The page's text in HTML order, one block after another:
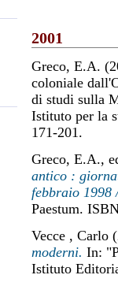
2001
Greco, E.A.
coloniale
di studi sulla
Istituto per la
171-201.
Greco, E.A.,
antico :
febbraio 1998
Paestum.
Vecce , Carlo
moderni. In:
Istituto